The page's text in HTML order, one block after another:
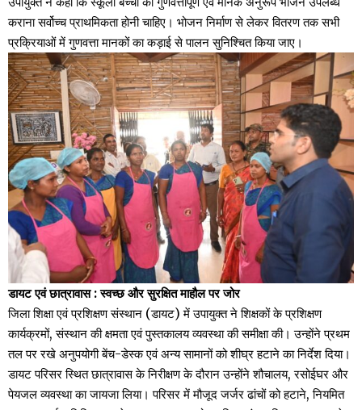
कराना सर्वोच्च प्राथमिकता होनी चाहिए। भोजन निर्माण से लेकर वितरण तक सभी
प्रक्रियाओं में गुणवत्ता मानकों का कड़ाई से पालन सुनिश्चित किया जाए।
डायट एवं छात्रावास : स्वच्छ और सुरक्षित माहौल पर जोर
जिला शिक्षा एवं प्रशिक्षण संस्थान (डायट) में उपायुक्त ने शिक्षकों के प्रशिक्षण
कार्यक्रमों, संस्थान की क्षमता एवं पुस्तकालय व्यवस्था की समीक्षा की। उन्होंने प्रथम
तल पर रखे अनुपयोगी बेंच-डेस्क एवं अन्य सामानों को शीघ्र हटाने का निर्देश दिया।
डायट परिसर स्थित छात्रावास के निरीक्षण के दौरान उन्होंने शौचालय, रसोईघर और
पेयजल व्यवस्था का जायजा लिया। परिसर में मौजूद जर्जर ढांचों को हटाने, नियमित